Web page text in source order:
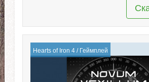
Hearts of Iron 4/ Геймплей